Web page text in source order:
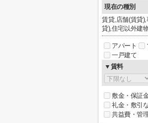
現在の種別
賃貸,店舗(賃貸
貸),住宅以外建
アパート
一戸建て
▼賃料
敷金・保証
礼金・敷引
共益費・管